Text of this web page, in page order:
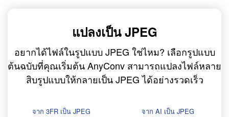
แปลงเป็น JPEG
อยากได้ไฟล์ในรูปแบบ JPEG ใช่ไหม? เลือกรูปแบบ
ต้นฉบับที่คุณเริ่มต้น AnyConv สามารถแปลงไฟล์หลาย
สิบรูปแบบให้กลายเป็น JPEG ได้อย่างรวดเร็ว
จาก 3FR เป็น JPEG
จาก AI เป็น JPEG